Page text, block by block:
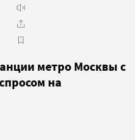
метро Москвы с
на